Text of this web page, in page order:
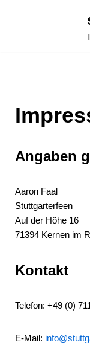
Angaben
Aaron Faal
Stuttgarterfeen
Auf der Höhe 16
71394 Kernen im
Kontakt
Telefon: +49 (0)
E-Mail: